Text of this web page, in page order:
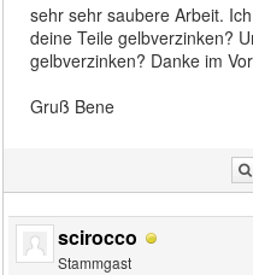
sehr sehr saubere Arbeit.
deine Teile gelbverzinken?
gelbverzinken? Danke im
Gruß Bene
scirocco
Stammgast